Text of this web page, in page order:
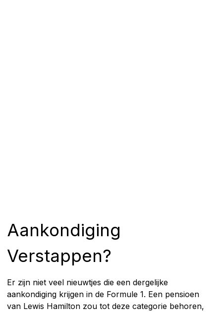
Aankondiging
Verstappen?
Er zijn niet veel nieuwtjes die een dergelijke
aankondiging krijgen in de Formule 1. Een pensioen
van Lewis Hamilton zou tot deze categorie behoren,